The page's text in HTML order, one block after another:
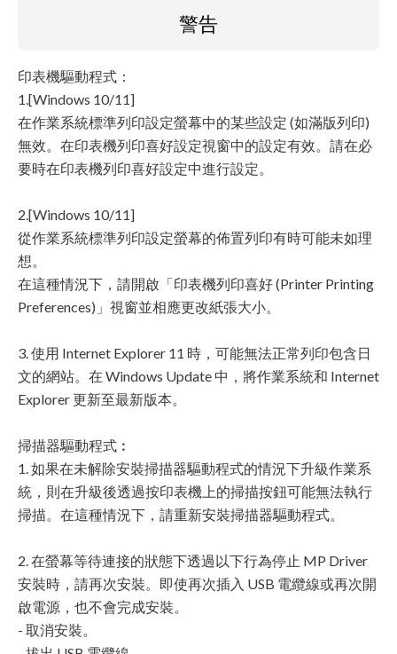
警告
印表機驅動程式：
1.[Windows 10/11]
在作業系統標準列印設定螢幕中的某些設定 (如滿版列印)
無效。在印表機列印喜好設定視窗中的設定有效。請在必
要時在印表機列印喜好設定中進行設定。
2.[Windows 10/11]
從作業系統標準列印設定螢幕的佈置列印有時可能未如理
想。
在這種情況下，請開啟「印表機列印喜好 (Printer Printing
Preferences)」視窗並相應更改紙張大小。
3. 使用 Internet Explorer 11 時，可能無法正常列印包含日
文的網站。在 Windows Update 中，將作業系統和 Internet
Explorer 更新至最新版本。
掃描器驅動程式︰
1. 如果在未解除安裝掃描器驅動程式的情況下升級作業系
統，則在升級後透過按印表機上的掃描按鈕可能無法執行
掃描。在這種情況下，請重新安裝掃描器驅動程式。
2. 在螢幕等待連接的狀態下透過以下行為停止 MP Driver
安裝時，請再次安裝。即使再次插入 USB 電纜線或再次開
啟電源，也不會完成安裝。
- 取消安裝。